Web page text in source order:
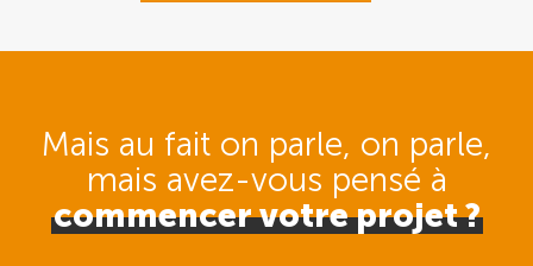
Mais au fait on parle, on parle,
mais avez-vous pensé à
commencer votre projet ?